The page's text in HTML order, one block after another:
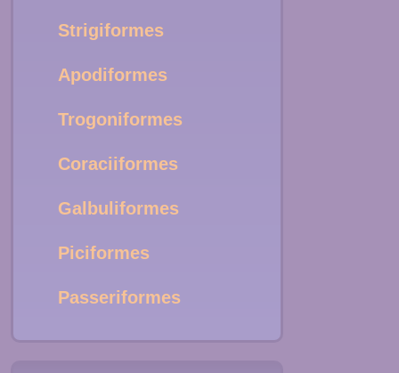
Strigiformes
Apodiformes
Trogoniformes
Coraciiformes
Galbuliformes
Piciformes
Passeriformes